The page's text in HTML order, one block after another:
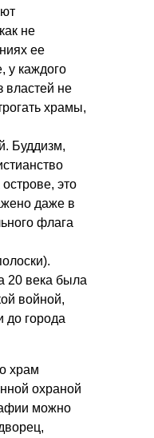
не
ее
у каждого
властей не
храмы,
Буддизм,
это
даже в
флага
20 века была
войной,
до города
храм
охраной
можно